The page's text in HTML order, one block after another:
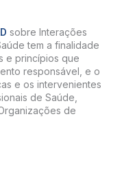
sobre Interações
tem a finalidade
e princípios que
responsável, e o
e os intervenientes
de Saúde,
de